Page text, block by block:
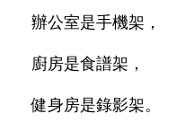
辦公室是手機架，
廚房是食譜架，
健身房是錄影架。